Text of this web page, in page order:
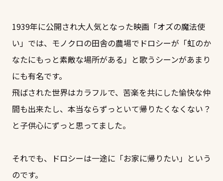
1939年に公開され大人気となった映画「オズの魔法使
い」では、モノクロの田舎の農場でドロシーが「虹のか
なたにもっと素敵な場所がある」と歌うシーンがあまり
にも有名です。
飛ばされた世界はカラフルで、苦楽を共にした愉快な仲
間も出来たし、本当ならずっといて帰りたくなくない？
と子供心にずっと思ってました。
それでも、ドロシーは一途に「お家に帰りたい」という
のです。